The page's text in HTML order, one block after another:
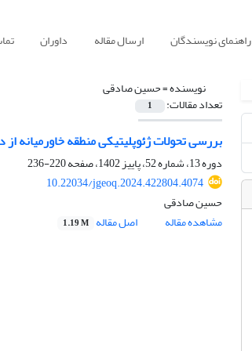
راهنمای نویسندگان ارسال مقاله داوران
نویسنده =حسین صادقی
تعداد مقالات: 1
بررسی تحولات ژئوپلیتیکی منطقه خاورمیانه
دوره 13، شماره 52، پاییز 1402، صفحه
220-236
10.22034/jgeoq.2024.422804.4074
حسین صادقی
مشاهده مقاله
اصل مقاله 1.19 M